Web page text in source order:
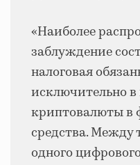
«Наиболее
заблуждение
налоговая
исключительно
криптовалюты в
средства. Между
одного